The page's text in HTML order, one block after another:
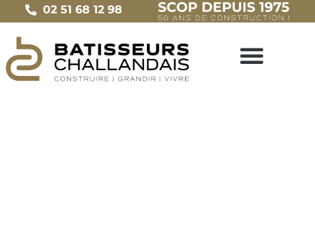
02 51 68 12 98